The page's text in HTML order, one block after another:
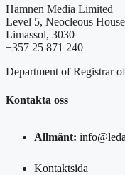
Hamnen Media Limited
Level 5, Neocleous
Limassol, 3030
+357 25 871 240
Department of Registrar
Kontakta oss
Allmänt:
Kontaktsida